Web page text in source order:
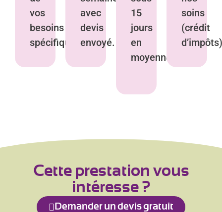
vos
besoins
spécifiques.
avec
devis
envoyé.
15
jours
en
moyenne.
soins
(crédit
Cette prestation vous
intéresse ?
Demander un devis gratuit